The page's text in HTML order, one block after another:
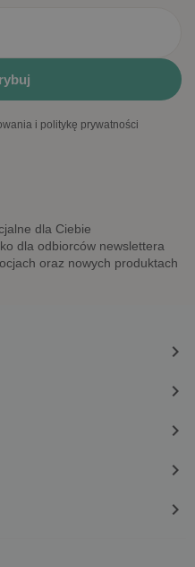
i politykę prywatności
dla Ciebie
dla odbiorców newslettera
oraz nowych produktach
keyboard_arrow_right
keyboard_arrow_right
keyboard_arrow_right
keyboard_arrow_right
keyboard_arrow_right